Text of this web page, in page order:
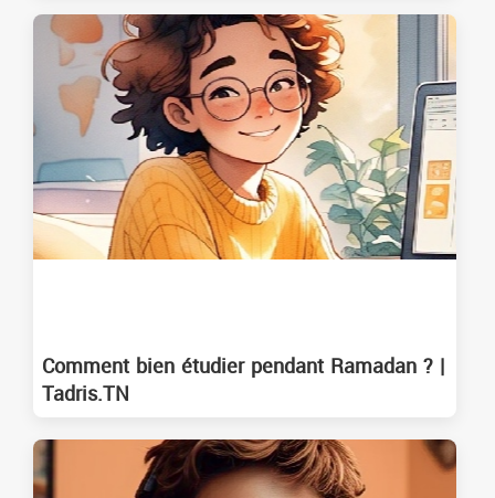
Comment bien étudier pendant Ramadan ? |
Tadris.TN